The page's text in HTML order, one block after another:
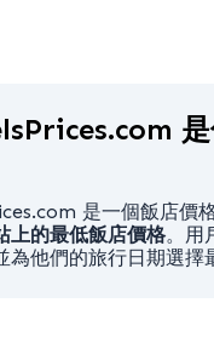
是一個飯店價
上的最低飯店價格。用
為他們的旅行日期選擇